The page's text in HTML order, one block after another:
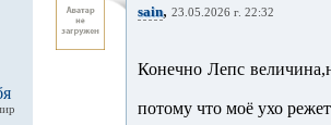
sain, 23.05.2026 г. 22:32
Конечно Лепс
потому что моё ухо